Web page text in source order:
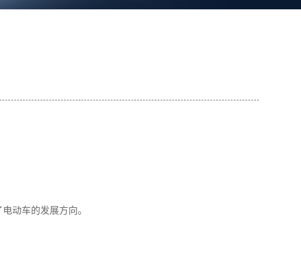
动车的发展方向。